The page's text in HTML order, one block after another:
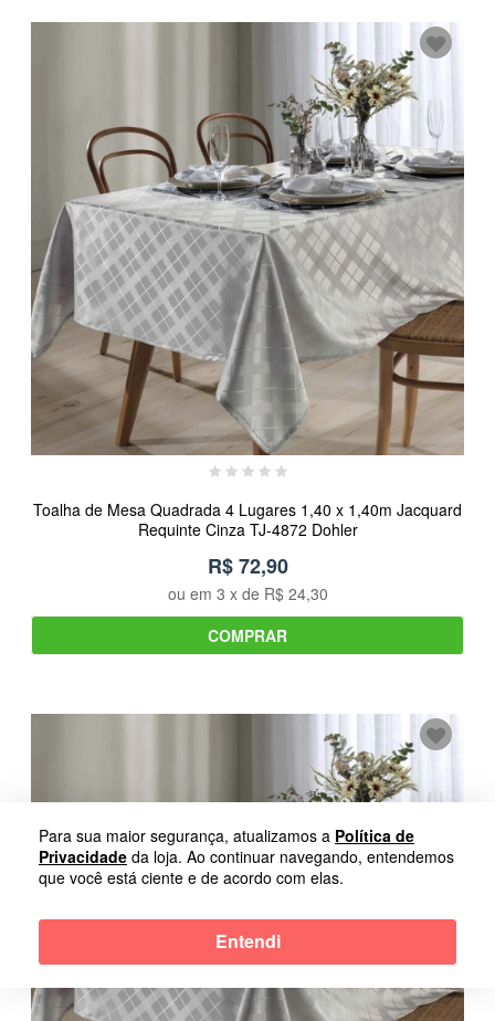
Toalha de Mesa Quadrada 4 Lugares 1,40 x 1,40m Jacquard
Requinte Cinza TJ-4872 Dohler
R$ 72,90
ou em 3 x de R$ 24,30
COMPRAR
Para sua maior segurança, atualizamos a Política de
Privacidade da loja. Ao continuar navegando, entendemos
que você está ciente e de acordo com elas.
Entendi